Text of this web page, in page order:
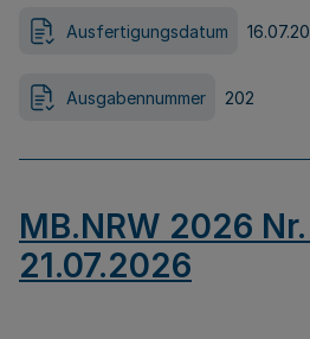
Ausfertigungsdatum
Ausgabennummer 202
MB.NRW 2026
21.07.2026